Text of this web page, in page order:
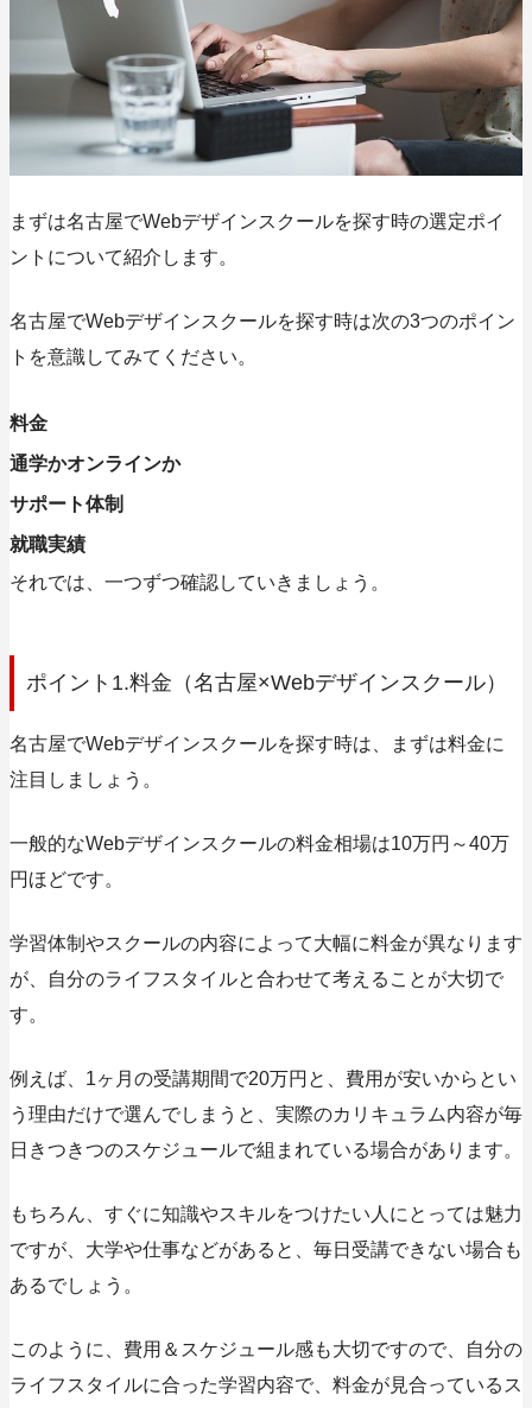
まずは名古屋でWebデザインスクールを探す時の選定ポイ
ントについて紹介します。
名古屋でWebデザインスクールを探す時は次の3つのポイン
トを意識してみてください。
料金
通学かオンラインか
サポート体制
就職実績
それでは、一つずつ確認していきましょう。
ポイント1.料金（名古屋×Webデザインスクール）
名古屋でWebデザインスクールを探す時は、まずは料金に
注目しましょう。
一般的なWebデザインスクールの料金相場は10万円～40万
円ほどです。
学習体制やスクールの内容によって大幅に料金が異なります
が、自分のライフスタイルと合わせて考えることが大切で
す。
例えば、1ヶ月の受講期間で20万円と、費用が安いからとい
う理由だけで選んでしまうと、実際のカリキュラム内容が毎
日きつきつのスケジュールで組まれている場合があります。
もちろん、すぐに知識やスキルをつけたい人にとっては魅力
ですが、大学や仕事などがあると、毎日受講できない場合も
あるでしょう。
このように、 費用＆スケジュール感も大切ですので、自分の
ライフスタイルに合った学習内容で、料金が見合っているス